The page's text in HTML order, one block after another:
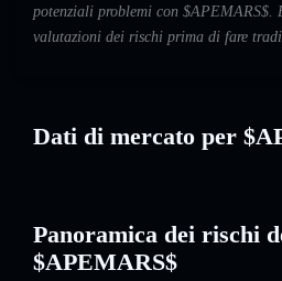
potenziali problemi con $APEMARS$.
valutazioni dei rischi prima di fare
Dati di mercato per
Panoramica dei rischi
$APEMARS$